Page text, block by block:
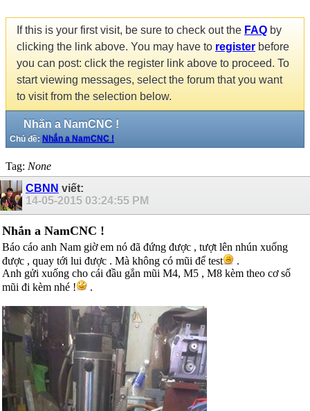
If this is your first visit, be sure to check out the FAQ by
clicking the link above. You may have to register before
you can post: click the register link above to proceed. To
start viewing messages, select the forum that you want
to visit from the selection below.
Nhắn a NamCNC !
Chủ đề: Nhắn a NamCNC !
Tag: None
CBNN viết:
14-05-2015 03:24:55 PM
Nhắn a NamCNC !
Báo cáo anh Nam giờ em nó đã đứng được , tượt lên nhún xuống
được , quay tới lui được . Mà không có mũi để test
.
Anh gửi xuống cho cái đầu gắn mũi M4, M5 , M8 kèm theo cơ số
mũi đi kèm nhé !
.